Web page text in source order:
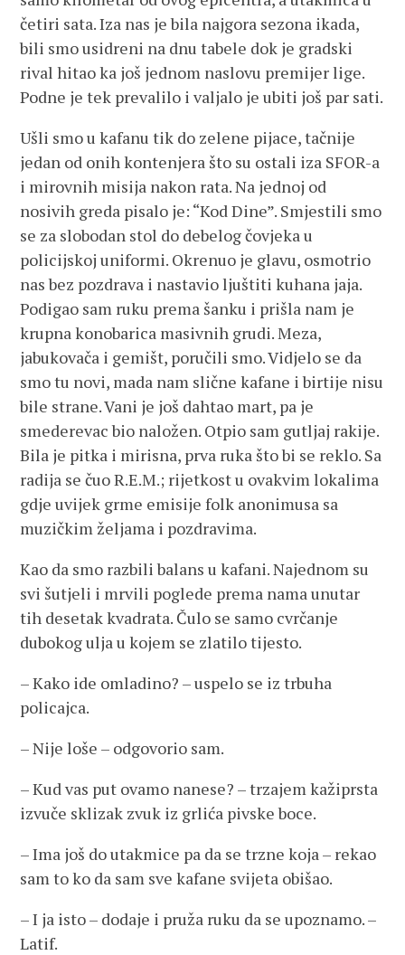
četiri sata. Iza nas je bila najgora sezona ikada,
bili smo usidreni na dnu tabele dok je gradski
rival hitao ka još jednom naslovu premijer lige.
Podne je tek prevalilo i valjalo je ubiti još par sati.
Ušli smo u kafanu tik do zelene pijace, tačnije
jedan od onih kontenjera što su ostali iza SFOR-a
i mirovnih misija nakon rata. Na jednoj od
nosivih greda pisalo je: “Kod Dine”. Smjestili smo
se za slobodan stol do debelog čovjeka u
policijskoj uniformi. Okrenuo je glavu, osmotrio
nas bez pozdrava i nastavio ljuštiti kuhana jaja.
Podigao sam ruku prema šanku i prišla nam je
krupna konobarica masivnih grudi. Meza,
jabukovača i gemišt, poručili smo. Vidjelo se da
smo tu novi, mada nam slične kafane i birtije nisu
bile strane. Vani je još dahtao mart, pa je
smederevac bio naložen. Otpio sam gutljaj rakije.
Bila je pitka i mirisna, prva ruka što bi se reklo. Sa
radija se čuo R.E.M.; rijetkost u ovakvim lokalima
gdje uvijek grme emisije folk anonimusa sa
muzičkim željama i pozdravima.
Kao da smo razbili balans u kafani. Najednom su
svi šutjeli i mrvili poglede prema nama unutar
tih desetak kvadrata. Čulo se samo cvrčanje
dubokog ulja u kojem se zlatilo tijesto.
– Kako ide omladino? – uspelo se iz trbuha
policajca.
– Nije loše – odgovorio sam.
– Kud vas put ovamo nanese? – trzajem kažiprsta
izvuče sklizak zvuk iz grlića pivske boce.
– Ima još do utakmice pa da se trzne koja – rekao
sam to ko da sam sve kafane svijeta obišao.
– I ja isto – dodaje i pruža ruku da se upoznamo. –
Latif.